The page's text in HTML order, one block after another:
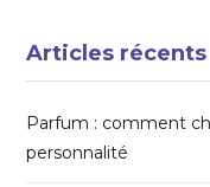
Articles récents
Parfum : comment
personnalité